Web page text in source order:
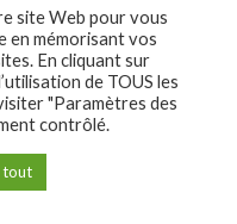
2021, Tous droits
site Web pour vous
en mémorisant vos
En cliquant sur
de TOUS les
"Paramètres des
contrôlé.
tout